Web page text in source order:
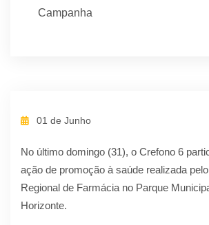
Campanha
01 de Junho
No último domingo (31), o Crefono 6
ação de promoção à saúde realizada
Regional de Farmácia no Parque
Horizonte.